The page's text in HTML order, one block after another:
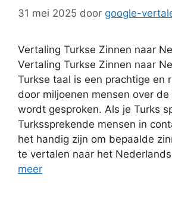
31 mei 2025 door google-
Vertaling Turkse Zinnen naar
Vertaling Turkse Zinnen naar
Turkse taal is een prachtige en
door miljoenen mensen over
wordt gesproken. Als je Turks
Turkssprekende mensen in
het handig zijn om bepaalde
te vertalen naar het
meer